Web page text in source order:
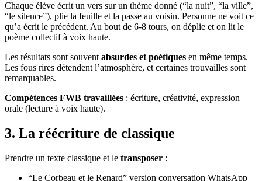
Chaque élève écrit un vers sur un thème donné (“la nuit”, “la ville”,
“le silence”), plie la feuille et la passe au voisin. Personne ne voit ce
qu’a écrit le précédent. Au bout de 6-8 tours, on déplie et on lit le
poème collectif à voix haute.
Les résultats sont souventabsurdes et poétiques en même temps.
Les fous rires détendent l’atmosphère, et certaines trouvailles sont
remarquables.
Compétences FWB travaillées : écriture, créativité, expression
orale (lecture à voix haute).
3. La réécriture de classique
Prendre un texte classique et le transposer :
“Le Corbeau et le Renard” version conversation WhatsApp